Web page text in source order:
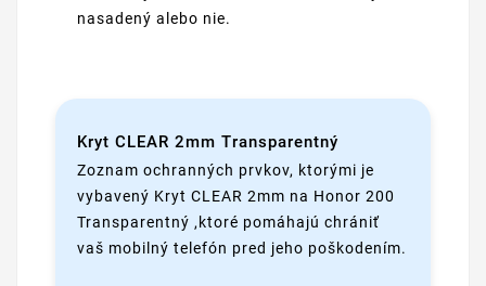
nasadený alebo nie.
Kryt CLEAR 2mm Transparentný
Zoznam ochranných prvkov, ktorými je
vybavený Kryt CLEAR 2mm na Honor 200
Transparentný ,ktoré pomáhajú chrániť
vaš mobilný telefón pred jeho poškodením.